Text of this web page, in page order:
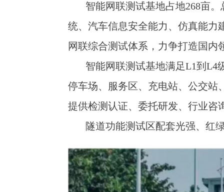
智能网联测试基地占地268亩。
统、汽车信息安全能力、仿真能力
网联综合测试体系，力争打造国
智能网联测试基地满足L1到L4
停车场、服务区、充电站、公交站
提供检测认证、委托研发、行业咨
隧道功能测试区配套光强、红绿